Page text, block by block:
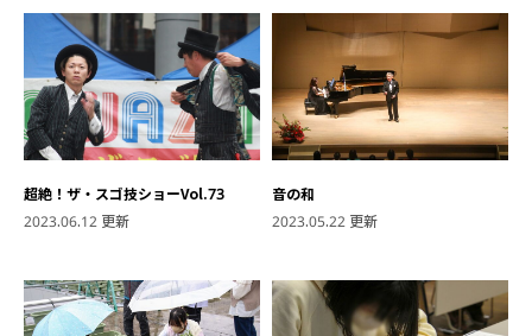
超絶！ザ・スゴ技ショーVol.73
2023.06.12 更新
音の和
2023.05.22 更新